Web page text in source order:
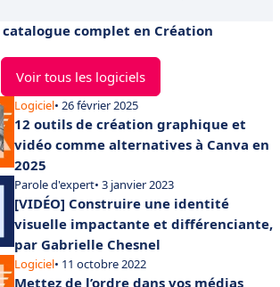
complet en Création
Voir tous les logiciels
Logiciel• 26 février 2025
12 outils de création graphique et
vidéo comme alternatives à Canva en
2025
Parole d'expert• 3 janvier 2023
[VIDÉO] Construire une identité
visuelle impactante et différenciante,
par Gabrielle Chesnel
Logiciel• 11 octobre 2022
Mettez de l’ordre dans vos médias